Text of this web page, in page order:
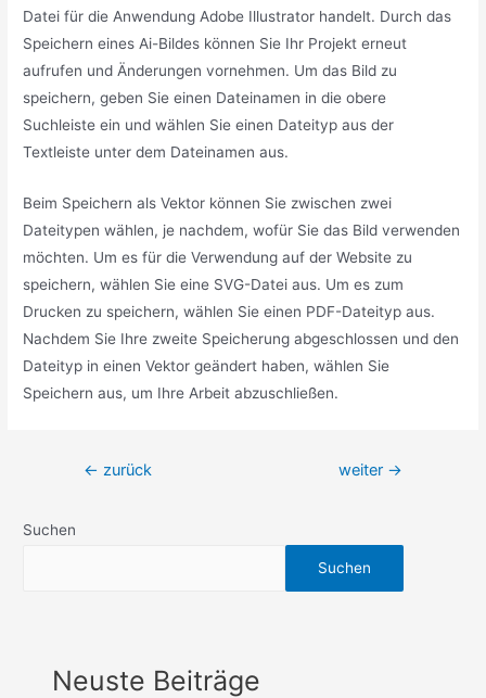
Datei für die Anwendung Adobe Illustrator handelt. Durch das
Speichern eines Ai-Bildes können Sie Ihr Projekt erneut
aufrufen und Änderungen vornehmen. Um das Bild zu
speichern, geben Sie einen Dateinamen in die obere
Suchleiste ein und wählen Sie einen Dateityp aus der
Textleiste unter dem Dateinamen aus.
Beim Speichern als Vektor können Sie zwischen zwei
Dateitypen wählen, je nachdem, wofür Sie das Bild verwenden
möchten. Um es für die Verwendung auf der Website zu
speichern, wählen Sie eine SVG-Datei aus. Um es zum
Drucken zu speichern, wählen Sie einen PDF-Dateityp aus.
Nachdem Sie Ihre zweite Speicherung abgeschlossen und den
Dateityp in einen Vektor geändert haben, wählen Sie
Speichern aus, um Ihre Arbeit abzuschließen.
Beitragsnavigation
← zurück weiter →
Suchen
Suchen
Neuste Beiträge